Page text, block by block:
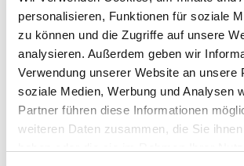
personalisieren, Funktionen für soziale
zu können und die Zugriffe auf unsere
analysieren. Außerdem geben wir
Verwendung unserer Website an unsere
soziale Medien, Werbung und Analysen
Partner führen diese Informationen
weiteren Daten zusammen, die Sie
5 Schlüssel Widmer AG
+41 44 306 50 00
info@schluesselwidmer.ch